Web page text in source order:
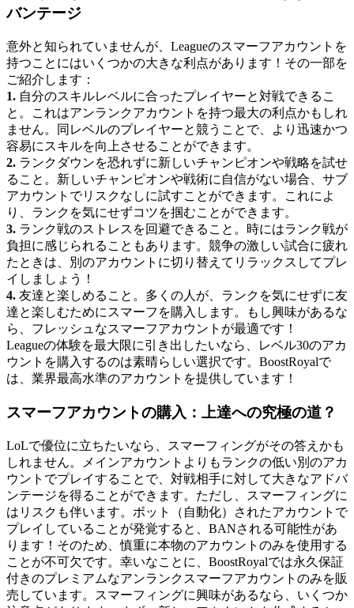
バンテージ
意外と知られていませんが、Leagueのスマーフアカウントを
持つことにはいくつかの大きな利点があります！その一部を
ご紹介します：
1. 自分のスキルレベルに合ったプレイヤーと対戦できるこ
と。これはアンランクアカウントを持つ最大の利点かもしれ
ません。同レベルのプレイヤーと競うことで、より迅速かつ
容易にスキルを向上させることができます。
2. ランクダウンを恐れずに新しいチャンピオンや戦略を試せ
ること。新しいチャンピオンや戦術に自信がない場合、サブ
アカウントでリスクなしに試すことができます。これによ
り、ランクを気にせずコツを掴むことができます。
3. ランク戦のストレスを回避できること。時にはランク戦が
負担に感じられることもあります。競争の激しい試合に疲れ
たときは、別のアカウントに切り替えてリラックスしてプレ
イしましょう！
4. 友達と楽しめること。多くの人が、ランクを気にせずに友
達と楽しむためにスマーフを購入します。もし興味があるな
ら、フレッシュなスマーフアカウントが最適です！
Leagueの体験を最大限に引き出したいなら、レベル30のアカ
ウントを購入するのは素晴らしい選択です。BoostRoyalで
は、業界最高水準のアカウントを提供しています！
スマーフアカウントの購入：上達への究極の道？
LoLで優位に立ちたいなら、スマーフィングがその答えかも
しれません。メインアカウントよりもランクの低い別のアカ
ウントでプレイすることで、対戦相手に対して大きなアドバ
ンテージを得ることができます。ただし、スマーフィングに
はリスクも伴います。ボット（自動化）されたアカウントで
プレイしていることが発覚すると、BANされる可能性があ
ります！そのため、慎重に本物のアカウントのみを使用する
ことが不可欠です。幸いなことに、BoostRoyalでは永久保証
付きのプレミアムなアンランクスマーフアカウントのみを販
売しています。スマーフィングに興味があるなら、いくつか